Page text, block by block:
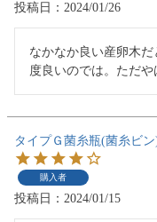
投稿日 2024/01/26
なかなか良い産卵木
度良いのでは。ただや
タイプＧ菌糸瓶(菌糸ビ
購入者
投稿日 2024/01/15